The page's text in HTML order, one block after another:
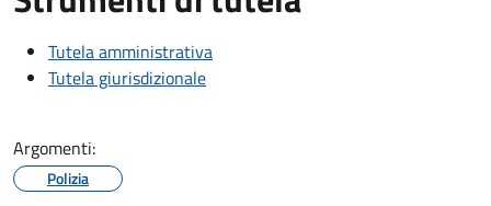
Tutela amministrativa
Tutela giurisdizionale
Argomenti:
Polizia